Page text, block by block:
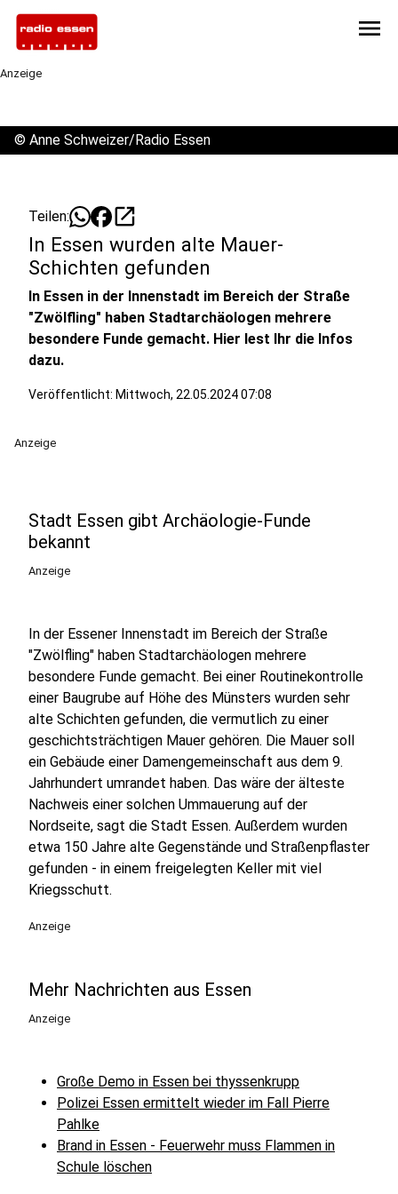
menu
Anzeige
© Anne Schweizer/Radio Essen
Teilen: open_in_new
In Essen wurden alte Mauer-
Schichten gefunden
In Essen in der Innenstadt im Bereich der Straße
"Zwölfling" haben Stadtarchäologen mehrere
besondere Funde gemacht. Hier lest Ihr die Infos
dazu.
Veröffentlicht: Mittwoch, 22.05.2024 07:08
Anzeige
Stadt Essen gibt Archäologie-Funde
bekannt
Anzeige
In der Essener Innenstadt im Bereich der Straße
"Zwölfling" haben Stadtarchäologen mehrere
besondere Funde gemacht. Bei einer Routinekontrolle
einer Baugrube auf Höhe des Münsters wurden sehr
alte Schichten gefunden, die vermutlich zu einer
geschichtsträchtigen Mauer gehören. Die Mauer soll
ein Gebäude einer Damengemeinschaft aus dem 9.
Jahrhundert umrandet haben. Das wäre der älteste
Nachweis einer solchen Ummauerung auf der
Nordseite, sagt die Stadt Essen. Außerdem wurden
etwa 150 Jahre alte Gegenstände und Straßenpflaster
gefunden - in einem freigelegten Keller mit viel
Kriegsschutt.
Anzeige
Mehr Nachrichten aus Essen
Anzeige
Große Demo in Essen bei thyssenkrupp
Polizei Essen ermittelt wieder im Fall Pierre
Pahlke
Brand in Essen - Feuerwehr muss Flammen in
Schule löschen